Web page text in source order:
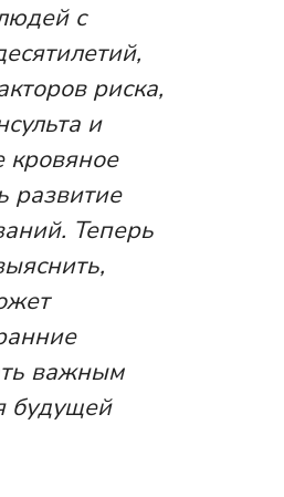
с
риска,
и
кровяное
развитие
Теперь
важным
будущей